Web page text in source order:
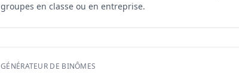
groupes en classe ou en entreprise.
GÉNÉRATEUR DE BINÔMES